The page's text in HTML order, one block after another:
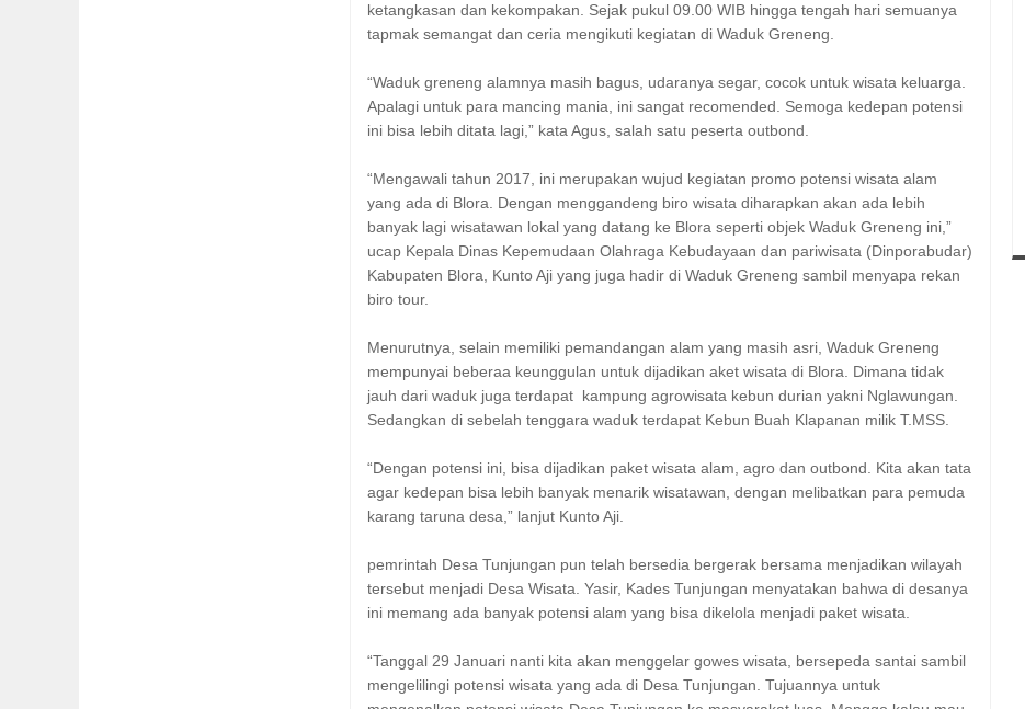
ketangkasan dan kekompakan. Sejak pukul 09.00 WIB hingga tengah hari semuanya
tapmak semangat dan ceria mengikuti kegiatan di Waduk Greneng.
“Waduk greneng alamnya masih bagus, udaranya segar, cocok untuk wisata keluarga.
Apalagi untuk para mancing mania, ini sangat recomended. Semoga kedepan potensi
ini bisa lebih ditata lagi,” kata Agus, salah satu peserta outbond.
“Mengawali tahun 2017, ini merupakan wujud kegiatan promo potensi wisata alam
yang ada di Blora. Dengan menggandeng biro wisata diharapkan akan ada lebih
banyak lagi wisatawan lokal yang datang ke Blora seperti objek Waduk Greneng ini,”
ucap Kepala Dinas Kepemudaan Olahraga Kebudayaan dan pariwisata (Dinporabudar)
Kabupaten Blora, Kunto Aji yang juga hadir di Waduk Greneng sambil menyapa rekan
biro tour.
Menurutnya, selain memiliki pemandangan alam yang masih asri, Waduk Greneng
mempunyai beberaa keunggulan untuk dijadikan aket wisata di Blora. Dimana tidak
jauh dari waduk juga terdapat kampung agrowisata kebun durian yakni Nglawungan.
Sedangkan di sebelah tenggara waduk terdapat Kebun Buah Klapanan milik T.MSS.
“Dengan potensi ini, bisa dijadikan paket wisata alam, agro dan outbond. Kita akan tata
agar kedepan bisa lebih banyak menarik wisatawan, dengan melibatkan para pemuda
karang taruna desa,” lanjut Kunto Aji.
pemrintah Desa Tunjungan pun telah bersedia bergerak bersama menjadikan wilayah
tersebut menjadi Desa Wisata. Yasir, Kades Tunjungan menyatakan bahwa di desanya
ini memang ada banyak potensi alam yang bisa dikelola menjadi paket wisata.
“Tanggal 29 Januari nanti kita akan menggelar gowes wisata, bersepeda santai sambil
mengelilingi potensi wisata yang ada di Desa Tunjungan. Tujuannya untuk